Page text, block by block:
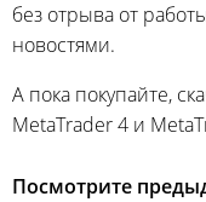
без отрыва от
новостями.
А пока покупайте,
MetaTrader 4 и
Посмотрите